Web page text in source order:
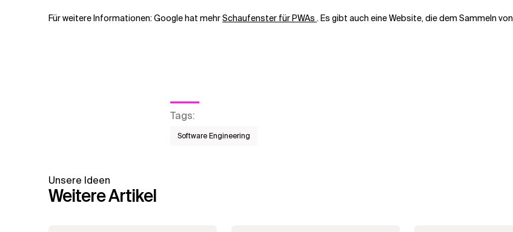
Für weitere Informationen: Google hat mehrSchaufenster für PWAs . Es gibt auch eine Website, die dem Sammeln von
Tags:
Software Engineering
Unsere Ideen
Weitere Artikel